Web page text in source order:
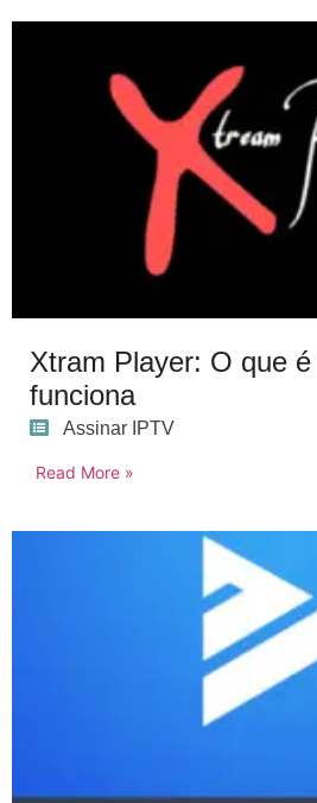
Xtram Player: O que
funciona
Assinar IPTV
Read More »